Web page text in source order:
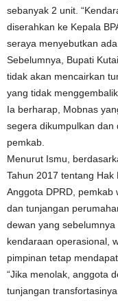
sebanyak 2 unit.
diserahkan ke Kepala
seraya menyebutkan
Sebelumnya, Bupati
tidak akan mencairkan
yang tidak
Ia berharap, Mobnas
segera dikumpulkan dan
pemkab.
Menurut Ismu,
Tahun 2017 tentang Hak
Anggota DPRD,
dan tunjangan
dewan yang
kendaraan operasional,
pimpinan tetap
“Jika menolak, anggota
tunjangan